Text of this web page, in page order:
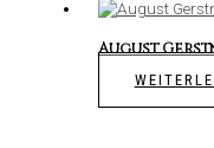
August